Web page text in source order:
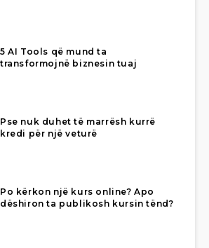
5 AI Tools që mund ta
transformojnë biznesin tuaj
Pse nuk duhet të marrësh kurrë
kredi për një veturë
Po kërkon një kurs online? Apo
dëshiron ta publikosh kursin tënd?